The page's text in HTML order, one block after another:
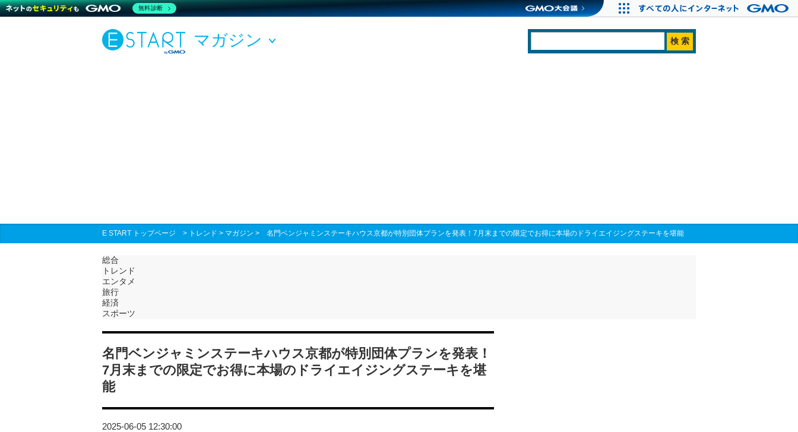
マガジン
E START トップページ > トレンド > マガジン > 名門ベンジャミンステーキハウス京都が特別団体プランを発表！7月末までの限定でお得に本場のドライエイジングステーキを堪能
総合
トレンド
エンタメ
旅行
経済
スポーツ
名門ベンジャミンステーキハウス京都が特別団体プランを発表！
7月末までの限定でお得に本場のドライエイジングステーキを堪
能
2025-06-05 12:30:00
無料診断